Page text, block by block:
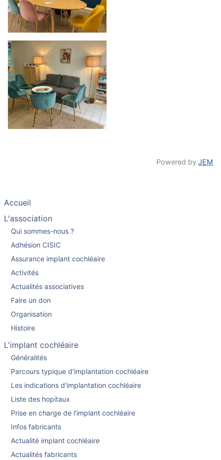
Powered by JEM
Accueil
L'association
Qui sommes-nous ?
Adhésion CISIC
Assurance implant cochléaire
Activités
Actualités associatives
Faire un don
Organisation
Histoire
L'implant cochléaire
Généralités
Parcours typique d'implantation cochléaire
Les indications d'implantation cochléaire
Liste des hopitaux
Prise en charge de l'implant cochléaire
Infos fabricants
Actualité implant cochléaire
Actualités fabricants